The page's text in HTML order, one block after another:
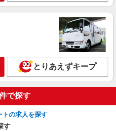
下記資格をお持ちの方
護基礎研修 ・初任者研修 ・実務
給24万〜/賞与年2回｜就労支援
月給240,000〜400,000円 ・基本
〜220,000円 ・資格手当：10,000〜
手当：10,000〜70,000円 ・処遇改
〜60,000円（勤続年数、保有資格
固定残業手当：20,000円（10時
時間を超過する場合には超過勤務
支給 ・夜勤手当：10,000円/1回
下記資格をお持ちの方
護基礎研修 ・初任者研修 ・実務
とりあえずキープ
で探す
トの求人を探す
す